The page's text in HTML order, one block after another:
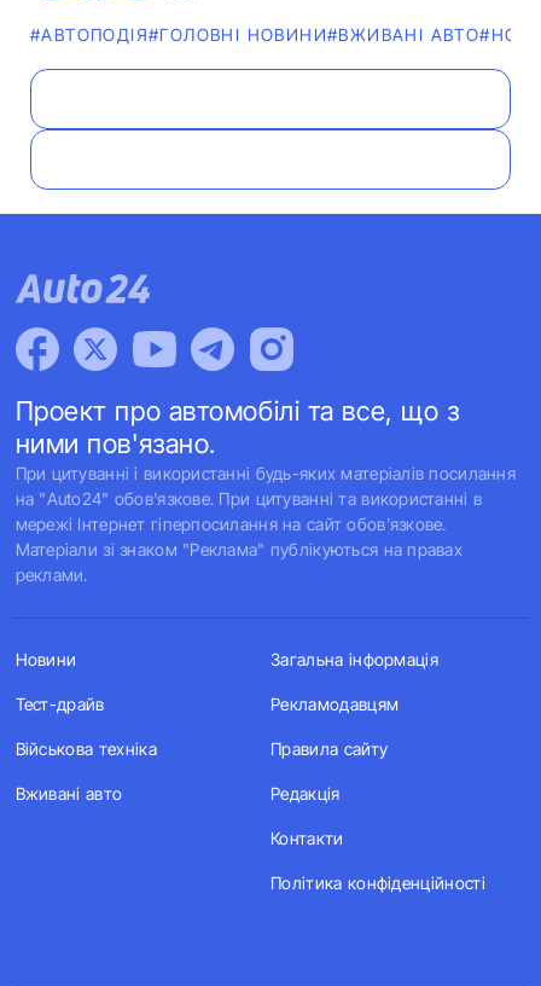
#АВТОПОДІЯ#ГОЛОВНІ НОВИНИ#ВЖИВАНІ АВТО
Проект про автомобілі та все, що з
ними пов'язано.
При цитуванні і використанні будь-яких матеріалів посилання
на "Auto24" обов'язкове. При цитуванні та використанні в
мережі Інтернет гіперпосилання на сайт обов'язкове.
Матеріали зі знаком "Реклама" публікуються на правах
реклами.
Новини
Тест-драйв
Військова техніка
Вживані авто
Загальна інформація
Рекламодавцям
Правила сайту
Редакція
Контакти
Політика конфіденційності